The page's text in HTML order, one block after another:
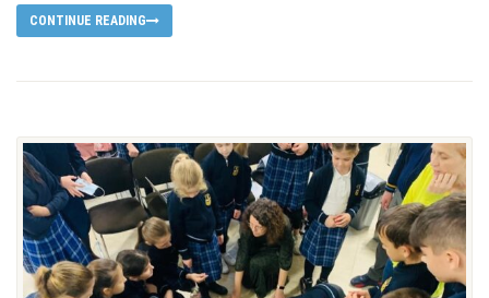
CONTINUE READING